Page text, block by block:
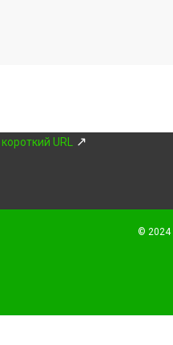
URL ↗
© 2024